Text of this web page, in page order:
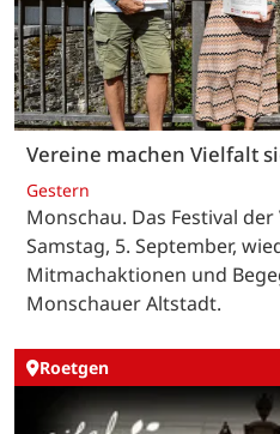
Vereine machen Vielfalt
Gestern
Monschau. Das Festival
Samstag, 5. September,
Mitmachaktionen und
Monschauer Altstadt.
Roetgen